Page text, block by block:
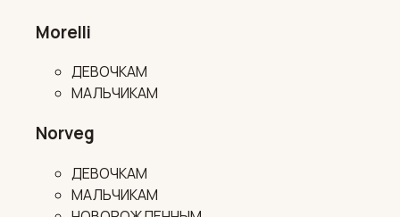
Morelli
ДЕВОЧКАМ
МАЛЬЧИКАМ
Norveg
ДЕВОЧКАМ
МАЛЬЧИКАМ